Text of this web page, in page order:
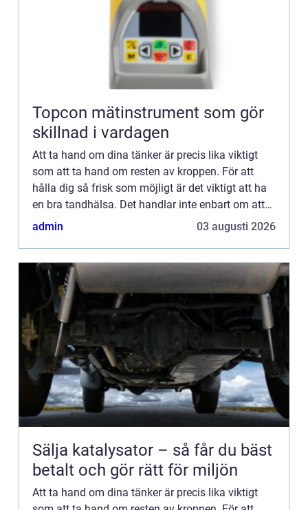
Topcon mätinstrument som gör
skillnad i vardagen
Att ta hand om dina tänker är precis lika viktigt
som att ta hand om resten av kroppen. För att
hålla dig så frisk som möjligt är det viktigt att ha
en bra tandhälsa. Det handlar inte enbart om att
borsta t&a...
admin 03 augusti 2026
Sälja katalysator – så får du bäst
betalt och gör rätt för miljön
Att ta hand om dina tänker är precis lika viktigt